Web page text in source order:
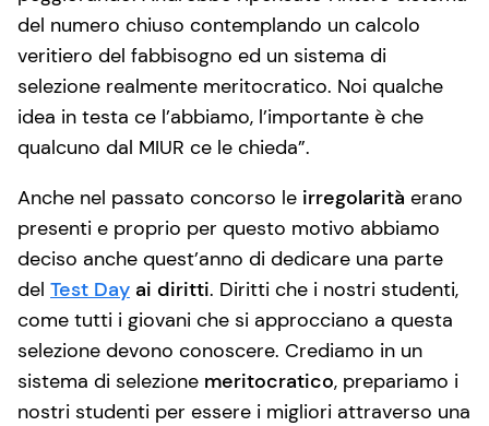
del numero chiuso contemplando un calcolo
veritiero del fabbisogno ed un sistema di
selezione realmente meritocratico. Noi qualche
idea in testa ce l’abbiamo, l’importante è che
qualcuno dal MIUR ce le chieda”.
Anche nel passato concorso le irregolarità erano
presenti e proprio per questo motivo abbiamo
deciso anche quest’anno di dedicare una parte
del Test Day ai diritti. Diritti che i nostri studenti,
come tutti i giovani che si approcciano a questa
selezione devono conoscere. Crediamo in un
sistema di selezione meritocratico, prepariamo i
nostri studenti per essere i migliori attraverso una